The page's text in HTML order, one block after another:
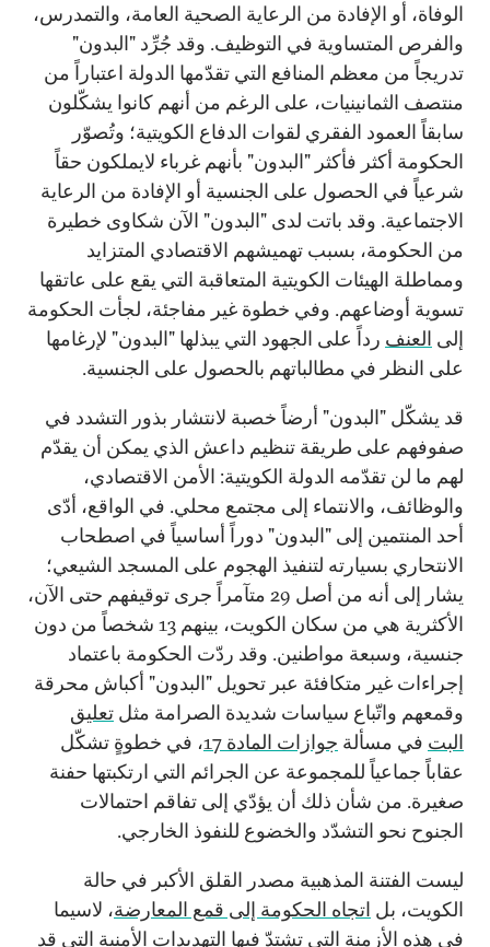
الوفاة، أو الإفادة من الرعاية الصحية العامة، والتمدرس،
والفرص المتساوية في التوظيف. وقد جُرِّد "البدون"
تدريجاً من معظم المنافع التي تقدّمها الدولة اعتباراً من
منتصف الثمانينيات، على الرغم من أنهم كانوا يشكّلون
سابقاً العمود الفقري لقوات الدفاع الكويتية؛ وتُصوّر
الحكومة أكثر فأكثر "البدون" بأنهم غرباء لايملكون حقاً
شرعياً في الحصول على الجنسية أو الإفادة من الرعاية
الاجتماعية. وقد باتت لدى "البدون" الآن شكاوى خطيرة
من الحكومة، بسبب تهميشهم الاقتصادي المتزايد
ومماطلة الهيئات الكويتية المتعاقبة التي يقع على عاتقها
تسوية أوضاعهم. وفي خطوة غير مفاجئة، لجأت الحكومة
إلى العنف رداً على الجهود التي يبذلها "البدون" لإرغامها
على النظر في مطالباتهم بالحصول على الجنسية.
قد يشكّل "البدون" أرضاً خصبة لانتشار بذور التشدد في
صفوفهم على طريقة تنظيم داعش الذي يمكن أن يقدّم
لهم ما لن تقدّمه الدولة الكويتية: الأمن الاقتصادي،
والوظائف، والانتماء إلى مجتمع محلي. في الواقع، أدّى
أحد المنتمين إلى "البدون" دوراً أساسياً في اصطحاب
الانتحاري بسيارته لتنفيذ الهجوم على المسجد الشيعي؛
يشار إلى أنه من أصل 29 متآمراً جرى توقيفهم حتى الآن،
الأكثرية هي من سكان الكويت، بينهم 13 شخصاً من دون
جنسية، وسبعة مواطنين. وقد ردّت الحكومة باعتماد
إجراءات غير متكافئة عبر تحويل "البدون" أكباش محرقة
وقمعهم واتّباع سياسات شديدة الصرامة مثل تعليق
البت في مسألة جوازات المادة 17
، في خطوةٍ تشكّل
عقاباً جماعياً للمجموعة عن الجرائم التي ارتكبتها حفنة
صغيرة. من شأن ذلك أن يؤدّي إلى تفاقم احتمالات
الجنوح نحو التشدّد والخضوع للنفوذ الخارجي.
ليست الفتنة المذهبية مصدر القلق الأكبر في حالة
الكويت، بل اتجاه الحكومة إلى قمع المعارضة، لاسيما
في هذه الأزمنة التي تشتدّ فيها التهديدات الأمنية التي قد